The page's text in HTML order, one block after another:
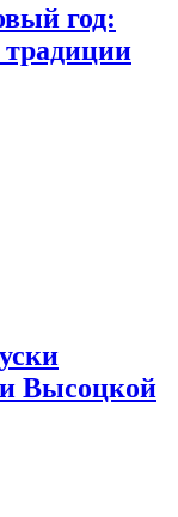
год:
Высоцкой